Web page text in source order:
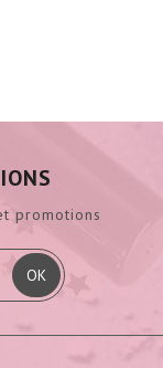
promotions
OK